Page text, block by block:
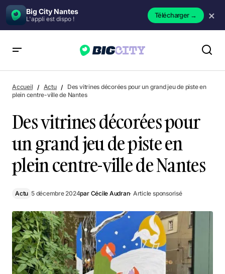
Big City Nantes
L'appli est dispo ! Télécharger→ ×
centre-ville de Nantes
Accueil Actu
Des vitrines décorées pour un grand jeu de piste en
plein centre-ville de Nantes
Des vitrines décorées pour
un grand jeu de piste en
plein centre-ville de Nantes
Actu 5 décembre 2024par Cécile Audran· Article sponsorisé